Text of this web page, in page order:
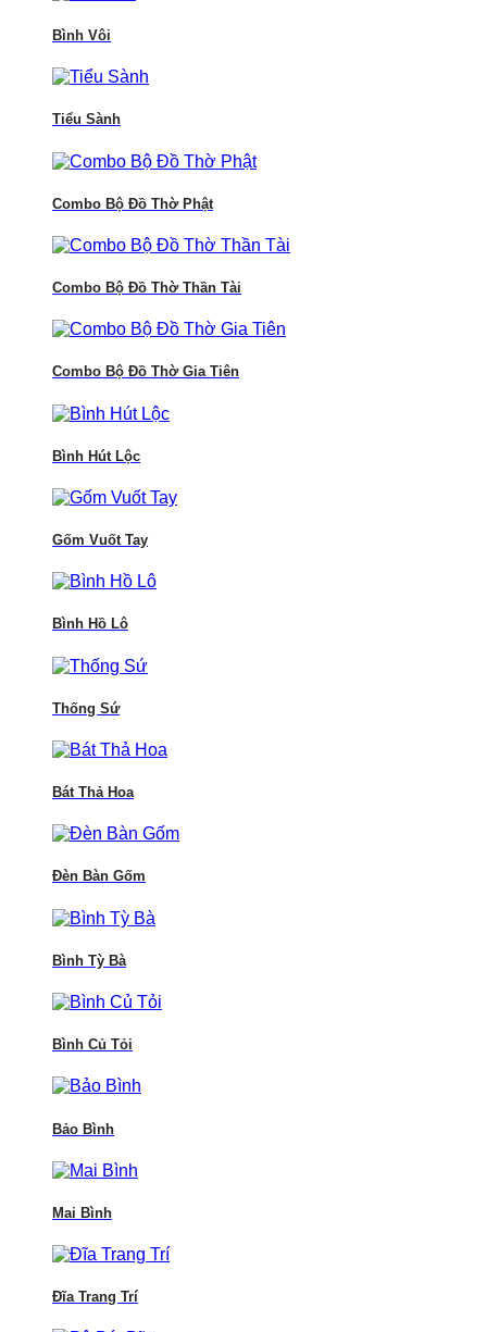
Bình Vôi
Tiểu Sành
Combo Bộ Đồ Thờ Phật
Combo Bộ Đồ Thờ Thần Tài
Combo Bộ Đồ Thờ Gia Tiên
Bình Hút Lộc
Gốm Vuốt Tay
Bình Hồ Lô
Thống Sứ
Bát Thả Hoa
Đèn Bàn Gốm
Bình Tỳ Bà
Bình Củ Tỏi
Bảo Bình
Mai Bình
Đĩa Trang Trí